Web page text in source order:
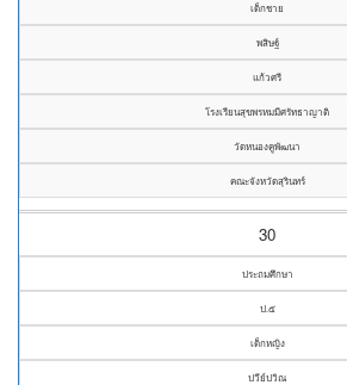
เด็กชาย
พสิษฐ์
แก้วศรี
โรงเรียนสุขพรหมมีศรัทธาญาติ
วัดหนองคูพัฒนา
คณะจังหวัดสุรินทร์
30
ประถมศึกษา
ป.๕
เด็กหญิง
ปวีย์ปวิณ